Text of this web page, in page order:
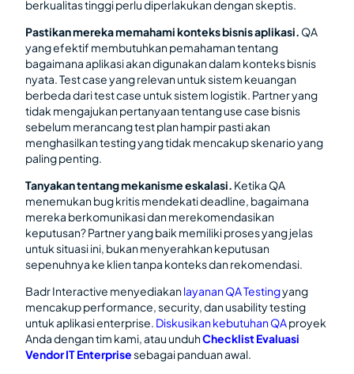
berkualitas tinggi perlu diperlakukan dengan skeptis.
Pastikan mereka memahami konteks bisnis aplikasi. QA
yang efektif membutuhkan pemahaman tentang
bagaimana aplikasi akan digunakan dalam konteks bisnis
nyata. Test case yang relevan untuk sistem keuangan
berbeda dari test case untuk sistem logistik. Partner yang
tidak mengajukan pertanyaan tentang use case bisnis
sebelum merancang test plan hampir pasti akan
menghasilkan testing yang tidak mencakup skenario yang
paling penting.
Tanyakan tentang mekanisme eskalasi. Ketika QA
menemukan bug kritis mendekati deadline, bagaimana
mereka berkomunikasi dan merekomendasikan
keputusan? Partner yang baik memiliki proses yang jelas
untuk situasi ini, bukan menyerahkan keputusan
sepenuhnya ke klien tanpa konteks dan rekomendasi.
Badr Interactive menyediakanlayanan QA Testingyang
mencakup performance, security, dan usability testing
untuk aplikasi enterprise. Diskusikan kebutuhan QAproyek
Anda dengan tim kami, atau unduhChecklist Evaluasi
Vendor IT Enterprisesebagai panduan awal.